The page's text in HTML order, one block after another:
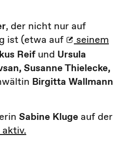
, der nicht nur auf
ist (etwa auf
seinem
Reif und Ursula
Susanne Thielecke,
Birgitta Wallmann
Sabine Kluge auf der